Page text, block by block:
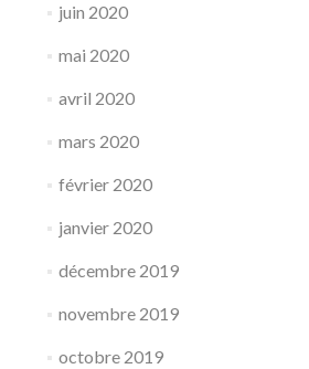
juin 2020
mai 2020
avril 2020
mars 2020
février 2020
janvier 2020
décembre 2019
novembre 2019
octobre 2019